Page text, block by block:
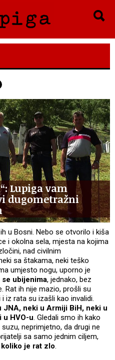
Lupiga vam
dugometražni
u Bosni. Nebo se otvorilo i kiša
i okolna sela, mjesta na kojima
nad civilnim
sa štakama, neki teško
umjesto nogu, uporno je
ubijenima, jednako, bez
Rat ih nije mazio, prošli su
iz rata su izašli kao invalidi.
JNA, neki u Armiji BiH, neki u
u HVO-u. Gledali smo ih kako
neprimjetno, da drugi ne
sa samo jednim ciljem,
je rat zlo.